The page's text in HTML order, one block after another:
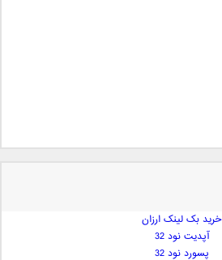
خرید بک لینک ارزان
آپدیت نود 32
پسورد نود 32